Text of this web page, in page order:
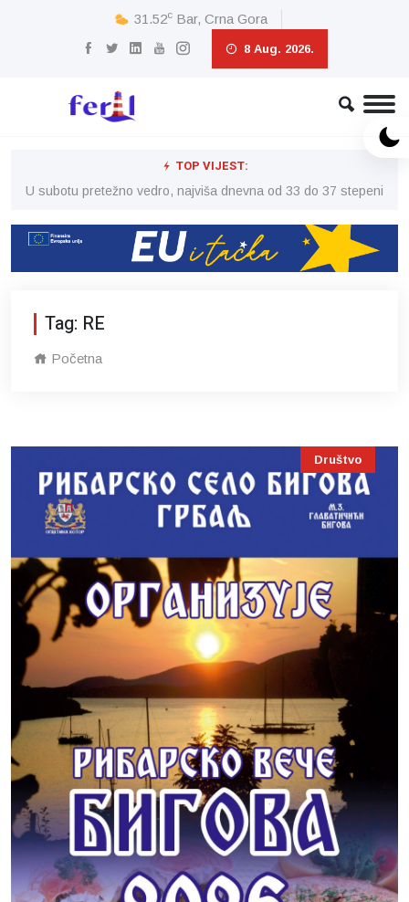
31.52c Bar, Crna Gora
8 Aug. 2026.
TOP VIJEST:
U subotu pretežno vedro, najviša dnevna od 33 do 37 stepeni
Tag: RE
Početna
Društvo